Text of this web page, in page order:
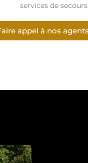
services de secours.
appel à nos